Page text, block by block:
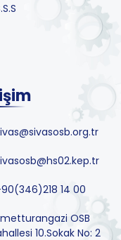
14 00
OSB
10.Sokak No: 2